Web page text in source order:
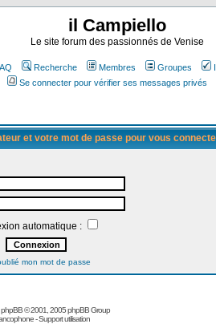
il Campiello
Le site forum des passionnés de Venise
Recherche Membres Groupes
Se connecter pour vérifier ses messages privés
et votre mot de passe pour vous
automatique :
mon mot de passe
phpBB© 2001, 2005 phpBB Group
-Support utilisation